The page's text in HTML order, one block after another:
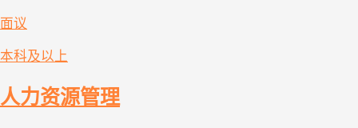
面议
本科及以上
人力资源管理